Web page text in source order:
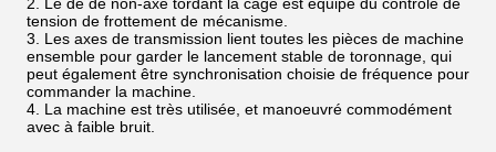
tension de frottement de mécanisme.
3. Les axes de transmission lient toutes les pièces de machine
ensemble pour garder le lancement stable de toronnage, qui
peut également être synchronisation choisie de fréquence pour
commander la machine.
4. La machine est très utilisée, et manoeuvré commodément
avec à faible bruit.